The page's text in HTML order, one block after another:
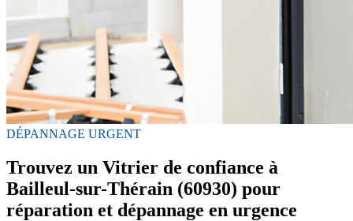
DÉPANNAGE URGENT
Trouvez un Vitrier de confiance à
Bailleul-sur-Thérain (60930) pour
réparation et dépannage en urgence